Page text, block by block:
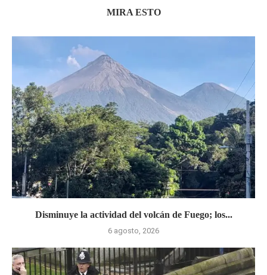
MIRA ESTO
Disminuye la actividad del volcán de Fuego; los...
6 agosto, 2026